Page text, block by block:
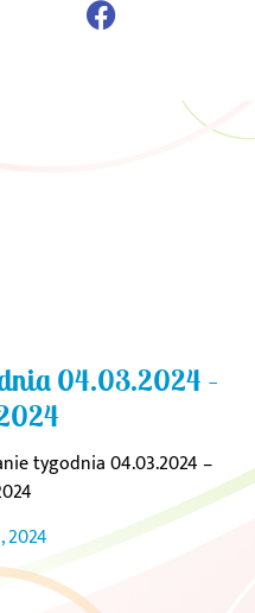
04.03.2024 –
tygodnia 04.03.2024 –
2024